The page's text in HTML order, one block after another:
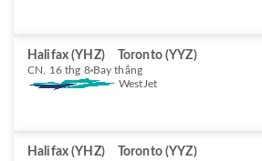
Halifax (YHZ) Toronto (YYZ)
CN, 16 thg 8 Bay thẳng
WestJet
Halifax (YHZ) Toronto (YYZ)